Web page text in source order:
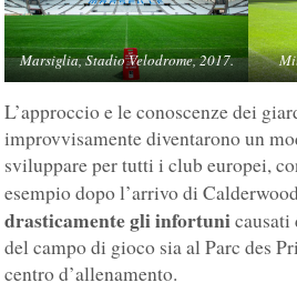
Marsiglia, Stadio Velodrome, 2017.
L’approccio e le conoscenze dei
improvvisamente diventarono un
sviluppare per tutti i club europei,
esempio dopo l’arrivo di
drasticamente gli infortuni
del campo di gioco sia al Parc des
centro d’allenamento.